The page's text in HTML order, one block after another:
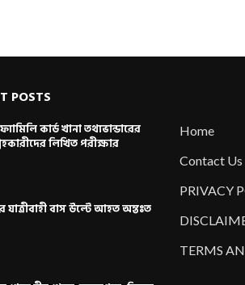
POSTS
কার্ড খানা তথ্যভান্ডারের
লিখিত পরীক্ষার
যাত্রীবাহী বাস উল্টে আহত অন্তঃত
Home
Contact Us
PRIVACY
TERMS